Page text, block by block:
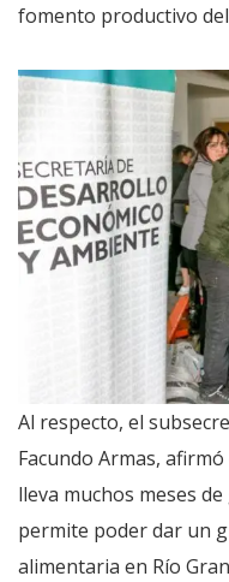
fomento productivo
Al respecto, el
Facundo Armas,
lleva muchos meses
permite poder dar un
alimentaria en Río